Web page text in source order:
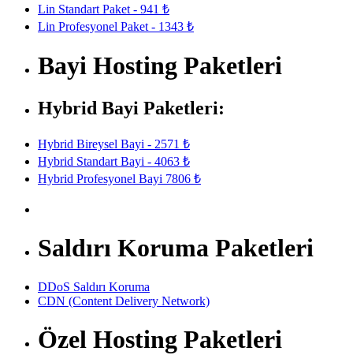
Lin Standart Paket - 941 ₺
Lin Profesyonel Paket - 1343 ₺
Bayi Hosting Paketleri
Hybrid Bayi Paketleri:
Hybrid Bireysel Bayi - 2571 ₺
Hybrid Standart Bayi - 4063 ₺
Hybrid Profesyonel Bayi 7806 ₺
Saldırı Koruma Paketleri
DDoS Saldırı Koruma
CDN (Content Delivery Network)
Özel Hosting Paketleri